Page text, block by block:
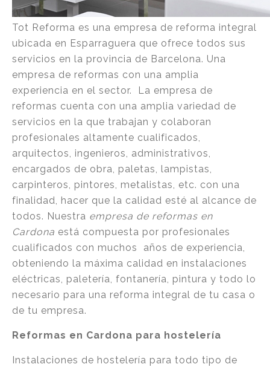
Tot Reforma es una empresa de reforma integral
ubicada en Esparraguera que ofrece todos sus
servicios en la provincia de Barcelona. Una
empresa de reformas con una amplia
experiencia en el sector. La empresa de
reformas cuenta con una amplia variedad de
servicios en la que trabajan y colaboran
profesionales altamente cualificados,
arquitectos, ingenieros, administrativos,
encargados de obra, paletas, lampistas,
carpinteros, pintores, metalistas, etc. con una
finalidad, hacer que la calidad esté al alcance de
todos. Nuestra empresa de reformas en
Cardona está compuesta por profesionales
cualificados con muchos años de experiencia,
obteniendo la máxima calidad en instalaciones
eléctricas, paletería, fontanería, pintura y todo lo
necesario para una reforma integral de tu casa o
de tu empresa.
Reformas en Cardona para hostelería
Instalaciones de hostelería para todo tipo de